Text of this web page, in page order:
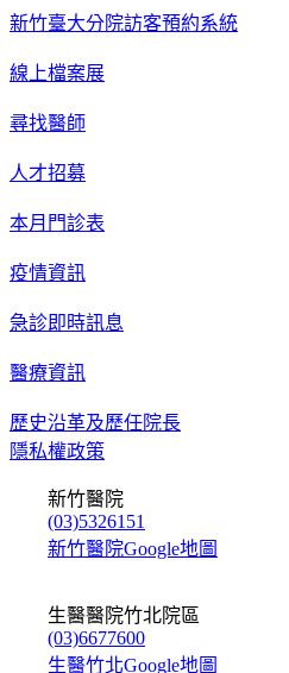
新竹臺大分院訪客預約系統
線上檔案展
尋找醫師
人才招募
本月門診表
疫情資訊
急診即時訊息
醫療資訊
歷史沿革及歷任院長
隱私權政策
新竹醫院
(03)5326151
新竹醫院Google地圖
生醫醫院竹北院區
(03)6677600
生醫竹北Google地圖